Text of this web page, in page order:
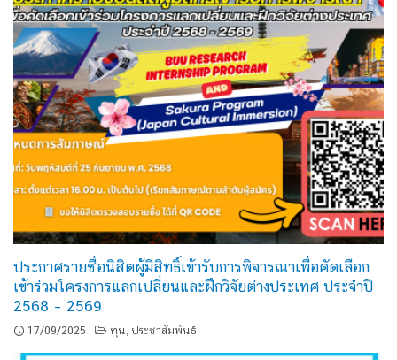
ประกาศรายชื่อนิสิตผู้มีสิทธิ์เข้ารับการพิจารณาเพื่อคัดเลือก
เข้าร่วมโครงการแลกเปลี่ยนและฝึกวิจัยต่างประเทศ ประจำปี
2568 – 2569
17/09/2025 ทุน, ประชาสัมพันธ์